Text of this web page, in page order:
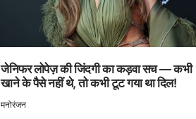
जेनिफर लोपेज़ की जिंदगी का कड़वा सच — कभी
खाने के पैसे नहीं थे, तो कभी टूट गया था दिल!
मनोरंजन